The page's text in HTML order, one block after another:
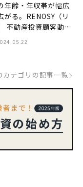
年齢・年収帯が幅広
がる。RENOSY（リ
不動産投資顧客動向
2024年1〜3月
カテゴリの記事一覧